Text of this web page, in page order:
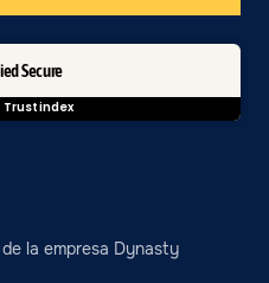
Secure
Trustindex
la empresa Dynasty